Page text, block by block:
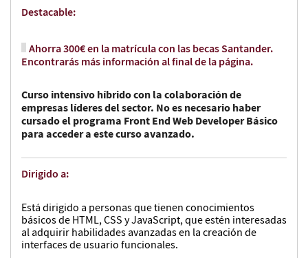
Destacable:
Ahorra 300€ en la matrícula con las becas Santander.
Encontrarás más información al final de la página.
Curso intensivo híbrido con la colaboración de
empresas líderes del sector. No es necesario haber
cursado el programa Front End Web Developer Básico
para acceder a este curso avanzado.
Dirigido a:
Está dirigido a personas que tienen conocimientos
básicos de HTML, CSS y JavaScript, que estén interesadas
al adquirir habilidades avanzadas en la creación de
interfaces de usuario funcionales.